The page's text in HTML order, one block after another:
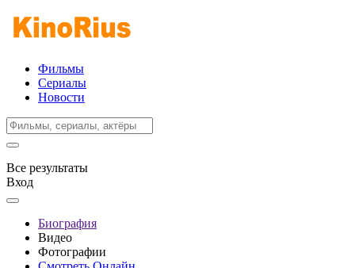
Фильмы
Сериалы
Новости
Все результаты
Вход
Биография
Видео
Фотографии